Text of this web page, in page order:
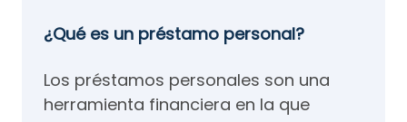
¿Qué es un préstamo personal?
Los préstamos personales son una
herramienta financiera en la que